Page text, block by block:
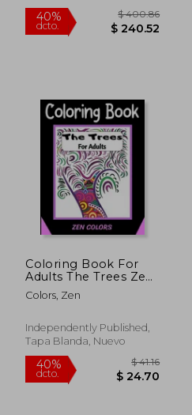
dcto. $ 218.80
Coloring Book For
Adults The Trees Zen
Colors: 30 coloring
pages to reduce
well-being, anti-
stress therapy (en
Colors, Zen
Independently Published,
Tapa Blanda, Nuevo